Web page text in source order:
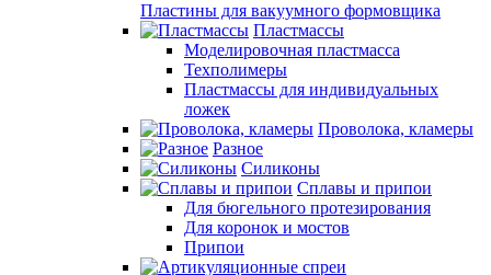
Пластины для вакуумного формовщика
Пластмассы
Моделировочная пластмасса
Техполимеры
Пластмассы для индивидуальных
ложек
Проволока, кламеры
Разное
Силиконы
Сплавы и припои
Для бюгельного протезирования
Для коронок и мостов
Припои